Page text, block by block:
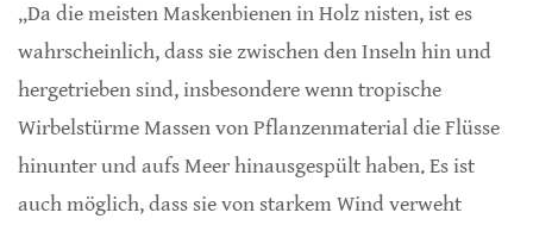
„Da die meisten Maskenbienen in Holz nisten, ist es
wahrscheinlich, dass sie zwischen den Inseln hin und
hergetrieben sind, insbesondere wenn tropische
Wirbelstürme Massen von Pflanzenmaterial die Flüsse
hinunter und aufs Meer hinausgespült haben. Es ist
auch möglich, dass sie von starkem Wind verweht